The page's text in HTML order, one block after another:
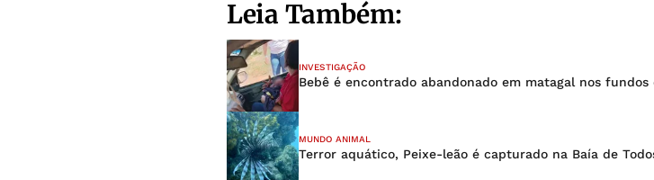
Leia Também:
INVESTIGAÇÃO
Bebê é encontrado abandonado em matagal nos fundos
MUNDO ANIMAL
Terror aquático, Peixe-leão é capturado na Baía de